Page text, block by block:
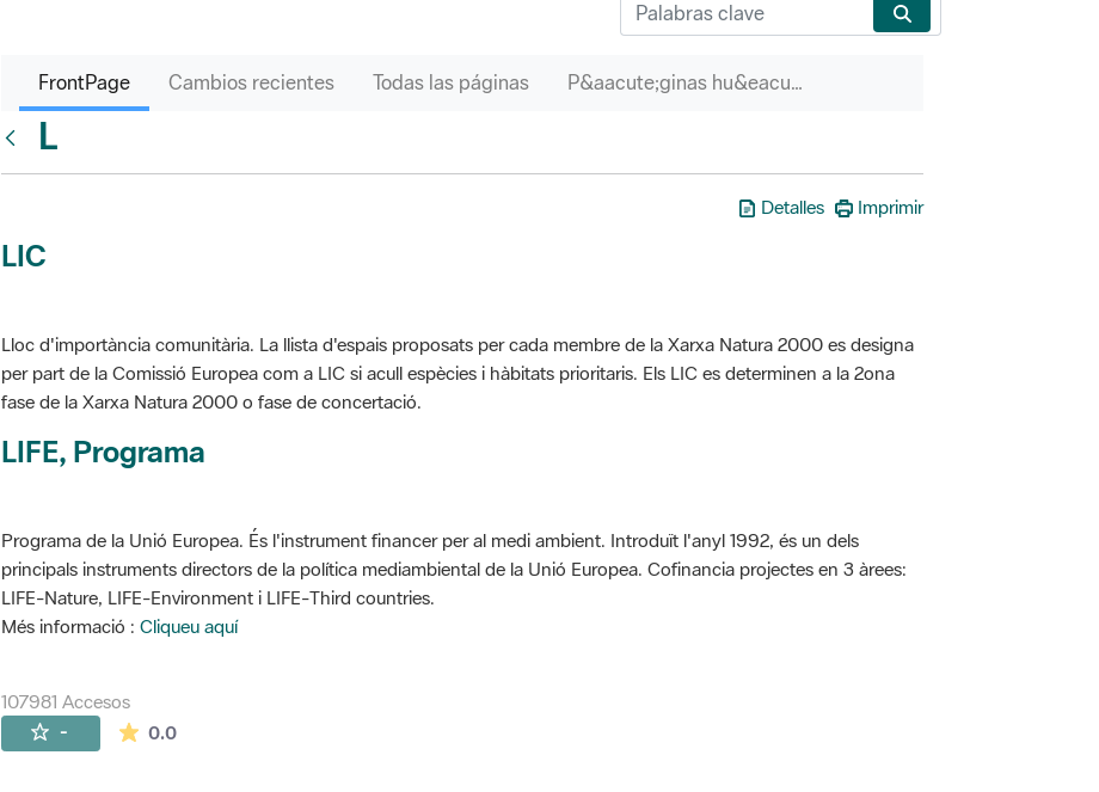
FrontPage Cambios recientes Todas las páginas P&aacute;ginas hu&eacute;rfanas
L
Detalles Imprimir
LIC
Lloc d'importància comunitària. La llista d'espais proposats per cada membre de la Xarxa Natura 2000 es designa
per part de la Comissió Europea com a LIC si acull espècies i hàbitats prioritaris. Els LIC es determinen a la 2ona
fase de la Xarxa Natura 2000 o fase de concertació.
LIFE, Programa
Programa de la Unió Europea. És l'instrument financer per al medi ambient. Introduït l'anyl 1992, és un dels
principals instruments directors de la política mediambiental de la Unió Europea. Cofinancia projectes en 3 àrees:
LIFE-Nature, LIFE-Environment i LIFE-Third countries.
Més informació : Cliqueu aquí
107981 Accesos
- 0.0La valoración media es de 0 estrellas de 5.